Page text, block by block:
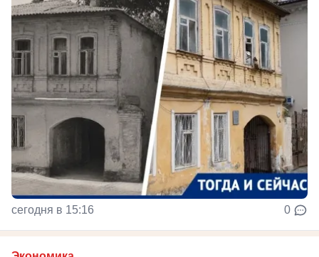
сегодня в 15:16 0